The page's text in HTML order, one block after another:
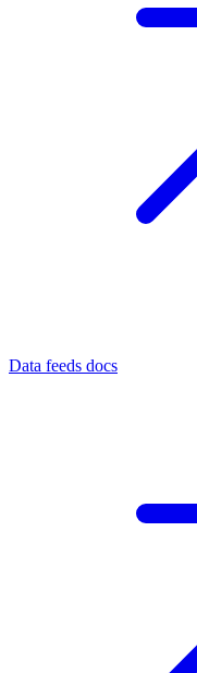
Data feeds docs